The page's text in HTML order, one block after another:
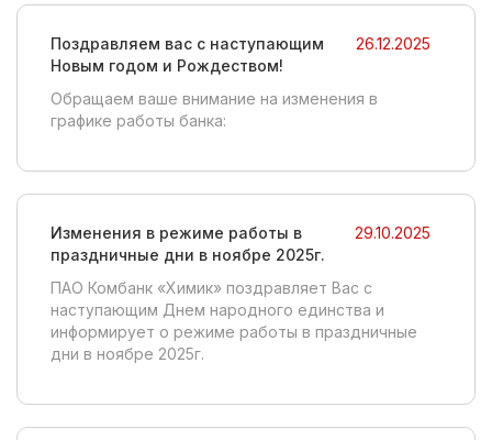
Поздравляем вас с наступающим
Новым годом и Рождеством!
26.12.2025
Обращаем ваше внимание на изменения в
графике работы банка:
Изменения в режиме работы в
праздничные дни в ноябре 2025г.
29.10.2025
ПАО Комбанк «Химик» поздравляет Вас с
наступающим Днем народного единства и
информирует о режиме работы в праздничные
дни в ноябре 2025г.